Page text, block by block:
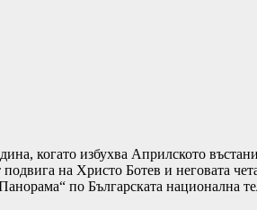
когато избухва Априлското
на Христо Ботев и неговата
по Българската национална